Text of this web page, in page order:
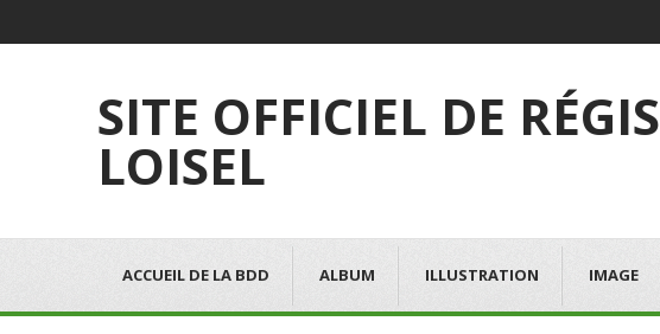
SITE OFFICIEL DE RÉGIS
LOISEL
ACCUEIL DE LA BDD ALBUM ILLUSTRATION IMAGE